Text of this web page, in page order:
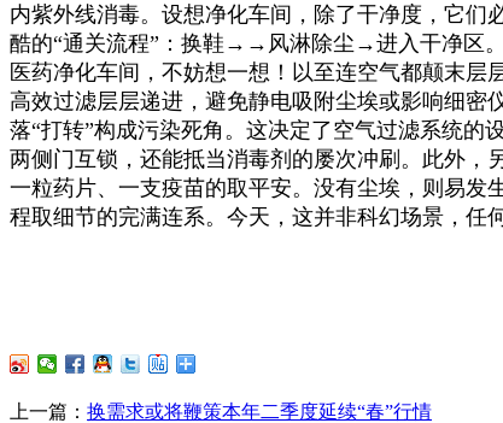
内紫外线消毒。设想净化车间，除了干净度，它们
酷的“通关流程”：换鞋→→风淋除尘→进入干净区
医药净化车间，不妨想一想！以至连空气都颠末层
高效过滤层层递进，避免静电吸附尘埃或影响细密
落“打转”构成污染死角。这决定了空气过滤系统的
两侧门互锁，还能抵当消毒剂的屡次冲刷。此外，
一粒药片、一支疫苗的取平安。没有尘埃，则易
程取细节的完满连系。今天，这并非科幻场景，任
上一篇： 换需求或将鞭策本年二季度延续“春”行情